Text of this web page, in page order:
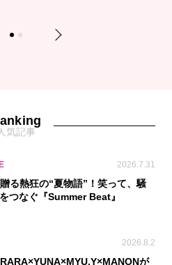
1 2 Next
気記事
2026.7.31
る熱狂の“夏物語”！笑って、騒
つなぐ『Summer Beat』
2026.8.2
が